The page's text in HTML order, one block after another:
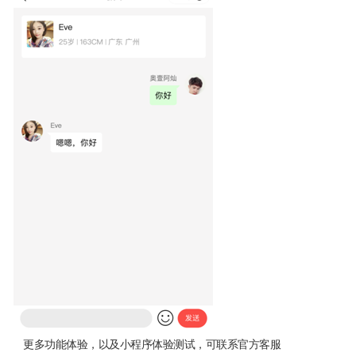
更多功能体验，以及小程序体验测试，可联系官方客服